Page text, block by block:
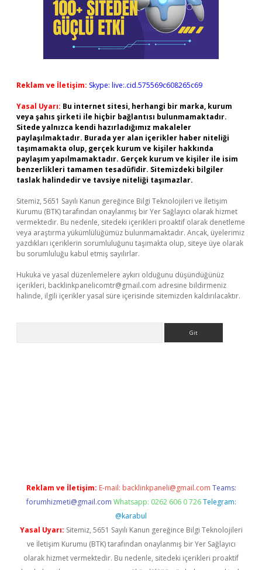
Reklam ve İletişim: Skype: live:.cid.575569c608265c69
Yasal Uyarı: Bu internet sitesi, herhangi bir marka, kurum
veya şahıs şirketi ile hiçbir bağlantısı bulunmamaktadır.
Sitede yalnızca kendi hazırladığımız makaleler
paylaşılmaktadır. Burada yer alan içerikler haber niteliği
taşımamakta olup, gerçek kurum ve kişiler hakkında
paylaşım yapılmamaktadır. Gerçek kurum ve kişiler ile isim
benzerlikleri tamamen tesadüfidir. Sitemizdeki bilgiler
taslak halindedir ve tavsiye niteliği taşımazlar.
Sitemiz, 5651 Sayılı Kanun gereğince Bilgi Teknolojileri ve İletişim
Kurumu (BTK) tarafından onaylanmış bir Yer Sağlayıcı olarak hizmet
vermektedir. Bu nedenle, sitedeki içerikleri proaktif olarak denetleme
veya araştırma yükümlülüğümüz bulunmamaktadır. Ancak, üyelerimiz
yazdıkları içeriklerin sorumluluğunu taşımakta olup, siteye üye olarak
bu sorumluluğu kabul etmiş sayılırlar.
Hukuka ve yasal düzenlemelere aykırı olduğunu düşündüğünüz
içerikleri, backlinkpanelicomtr@gmail.com adresine bildirmeniz
halinde, ilgili içerikler yasal süre içerisinde sitemizden kaldırılacaktır.
Reklam ve İletişim: E-mail: backlinkpaneli@gmail.com Teams:
forumhizmeti@gmail.com Whatsapp: 0262 606 0 726 Telegram:
@karabul
Yasal Uyarı: Sitemiz, 5651 Sayılı Kanun gereğince Bilgi Teknolojileri
ve İletişim Kurumu (BTK) tarafından onaylanmış bir Yer Sağlayıcı
olarak hizmet vermektedir. Bu nedenle, sitedeki içerikleri proaktif